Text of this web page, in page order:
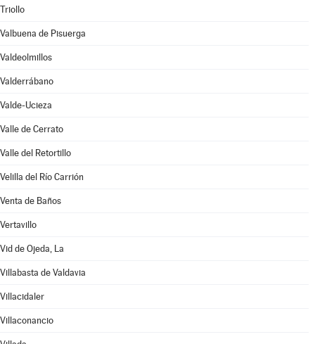
Triollo
Valbuena de Pisuerga
Valdeolmillos
Valderrábano
Valde-Ucieza
Valle de Cerrato
Valle del Retortillo
Velilla del Río Carrión
Venta de Baños
Vertavillo
Vid de Ojeda, La
Villabasta de Valdavia
Villacidaler
Villaconancio